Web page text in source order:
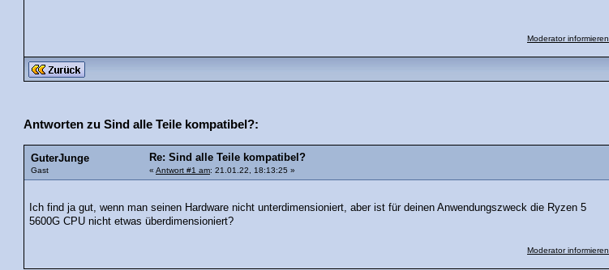
Moderator informieren
Antworten zu Sind alle Teile kompatibel?:
GuterJunge
Gast
Re: Sind alle Teile kompatibel?
« Antwort #1 am: 21.01.22, 18:13:25 »
Ich find ja gut, wenn man seinen Hardware nicht unterdimensioniert, aber ist für deinen Anwendungszweck die Ryzen 5
5600G CPU nicht etwas überdimensioniert?
Moderator informieren